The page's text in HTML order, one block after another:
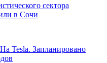
сектора
в Сочи
Tesla. Запланировано